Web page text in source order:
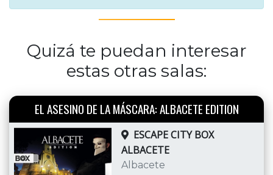
Quizá te puedan interesar
estas otras salas:
EL ASESINO DE LA MÁSCARA: ALBACETE EDITION
ESCAPE CITY BOX
ALBACETE
Albacete